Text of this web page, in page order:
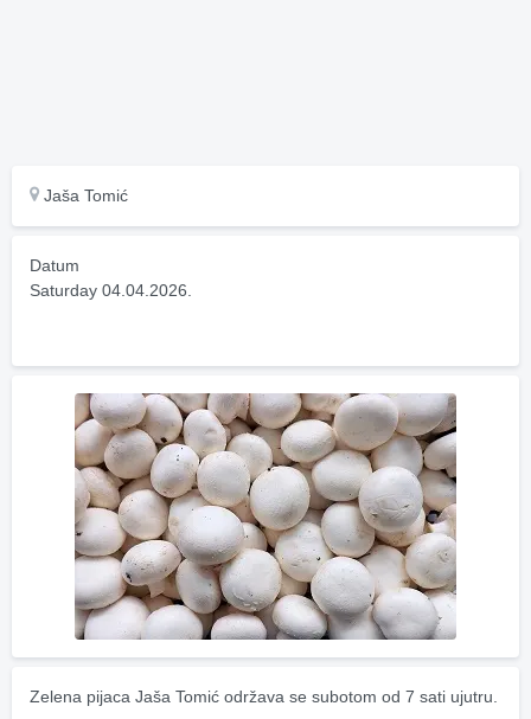
Jaša Tomić
Datum
Saturday 04.04.2026.
Zelena pijaca Jaša Tomić održava se subotom od 7 sati ujutru.